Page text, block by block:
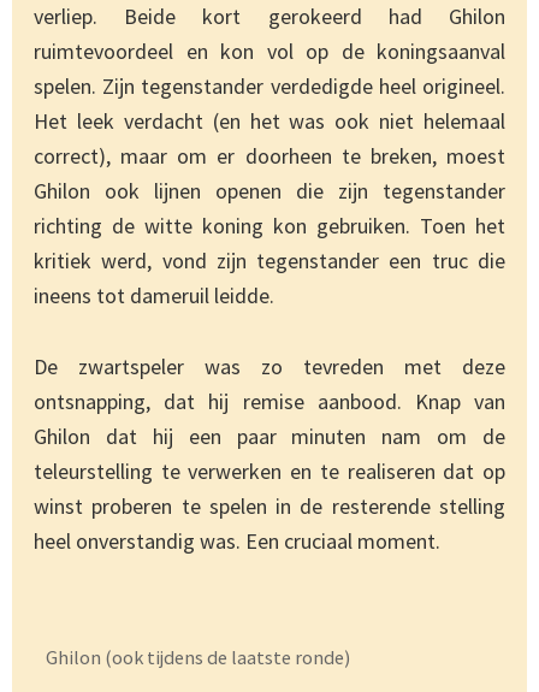
verliep. Beide kort gerokeerd had Ghilon
ruimtevoordeel en kon vol op de koningsaanval
spelen. Zijn tegenstander verdedigde heel origineel.
Het leek verdacht (en het was ook niet helemaal
correct), maar om er doorheen te breken, moest
Ghilon ook lijnen openen die zijn tegenstander
richting de witte koning kon gebruiken. Toen het
kritiek werd, vond zijn tegenstander een truc die
ineens tot dameruil leidde.
De zwartspeler was zo tevreden met deze
ontsnapping, dat hij remise aanbood. Knap van
Ghilon dat hij een paar minuten nam om de
teleurstelling te verwerken en te realiseren dat op
winst proberen te spelen in de resterende stelling
heel onverstandig was. Een cruciaal moment.
Ghilon (ook tijdens de laatste ronde)